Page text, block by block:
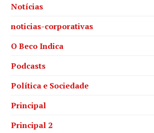
Notícias
noticias-corporativas
O Beco Indica
Podcasts
Política e Sociedade
Principal
Principal 2